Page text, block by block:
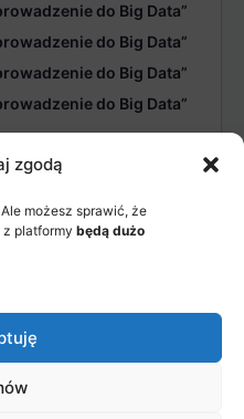
zgodą
Ale możesz sprawić, że
platformy będą dużo
do Big Data”
do Big Data”
do Big Data”
do Big Data”
przez: Riotech Data